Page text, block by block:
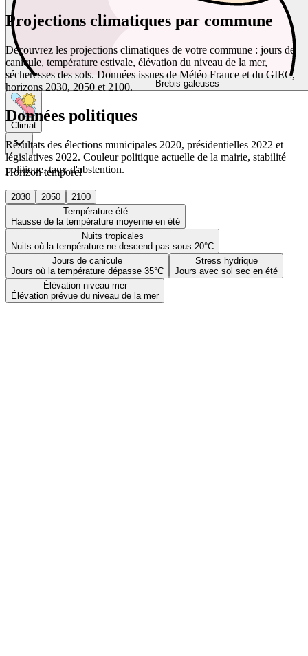
Brebis galeuses
Climat
Horizon temporel
2030 2050
2100
Température été
Hausse de la température moyenne en été
Nuits tropicales
Nuits où la température ne descend pas sous 20°C
Jours de canicule
Jours où la température dépasse 35°C
Stress hydrique
Jours avec sol sec en été
Élévation niveau mer
Élévation prévue du niveau de la mer
Projections climatiques par commune
Découvrez les projections climatiques de votre commune : jours de
canicule, température estivale, élévation du niveau de la mer,
sécheresses des sols. Données issues de Météo France et du GIEC,
horizons 2030, 2050 et 2100.
Données politiques
Résultats des élections municipales 2020, présidentielles 2022 et
législatives 2022. Couleur politique actuelle de la mairie, stabilité
politique, taux d'abstention.